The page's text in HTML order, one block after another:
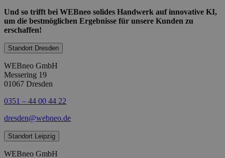
Und so trifft bei WEBneo solides Handwerk auf innovative KI,
um die bestmöglichen Ergebnisse für unsere Kunden zu
erschaffen!
Standort Dresden
WEBneo GmbH
Messering 19
01067 Dresden
0351 – 44 00 44 22
dresden@webneo.de
Standort Leipzig
WEBneo GmbH